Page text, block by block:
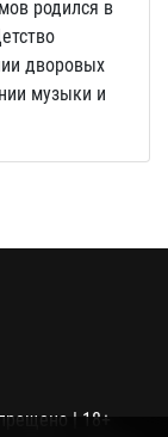
родился в
дворовых
музыки и
| 18+